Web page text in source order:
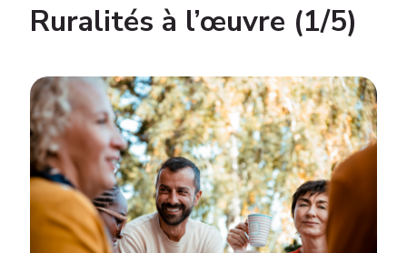
Ruralités à l’œuvre (1/5)